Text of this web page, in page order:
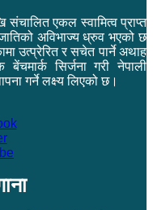
संचालित एकल स्वामित्व प्राप्त
अविभाज्य ध्रुव भएको छ
उत्प्रेरित र सचेत पार्ने अथाह
सिर्जना गरी नेपाली
गर्ने लक्ष्य लिएको छ।